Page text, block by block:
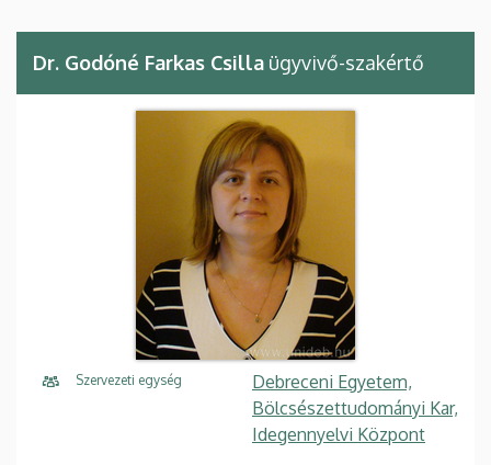
Dr. Godóné Farkas Csilla ügyvivő-szakértő
Szervezeti egység
Debreceni Egyetem,
Bölcsészettudományi Kar,
Idegennyelvi Központ